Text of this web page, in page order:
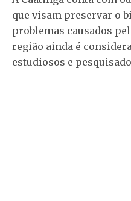
que visam preservar o
problemas causados
região ainda é
estudiosos e